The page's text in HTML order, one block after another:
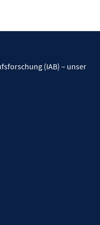
(IAB) – unser